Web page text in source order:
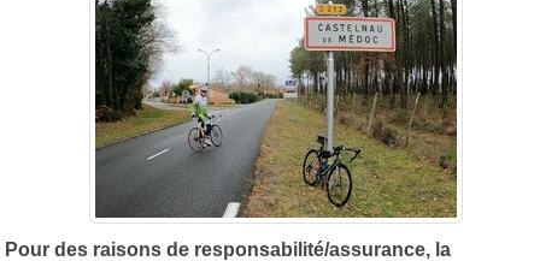
Pour des raisons de responsabilité/assurance, la